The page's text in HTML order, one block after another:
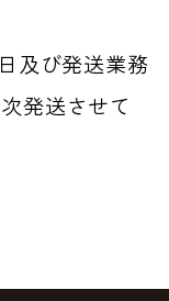
及び発送業務
発送させて